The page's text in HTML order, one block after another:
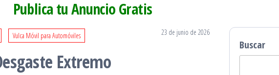
Publica tu Anuncio Gratis
Vulca Móvil para Automóviles 23 de junio de 2026
Extremo
Buscar